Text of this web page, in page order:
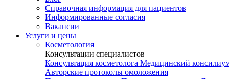
Справочная информация для пациентов
Информированные согласия
Вакансии
Услуги и цены
Косметология
Консультации специалистов
Консультация косметолога Медицинский
Авторские протоколы омоложения